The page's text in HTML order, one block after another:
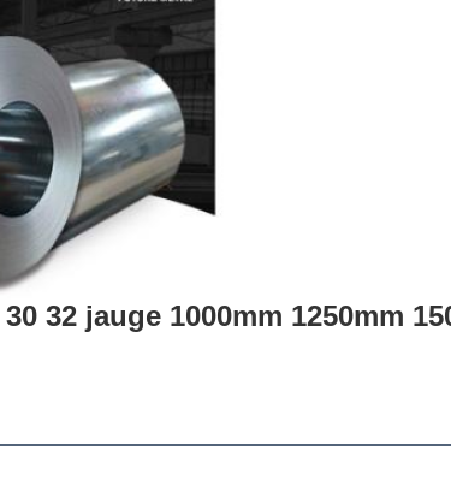
32 jauge 1000mm 1250mm